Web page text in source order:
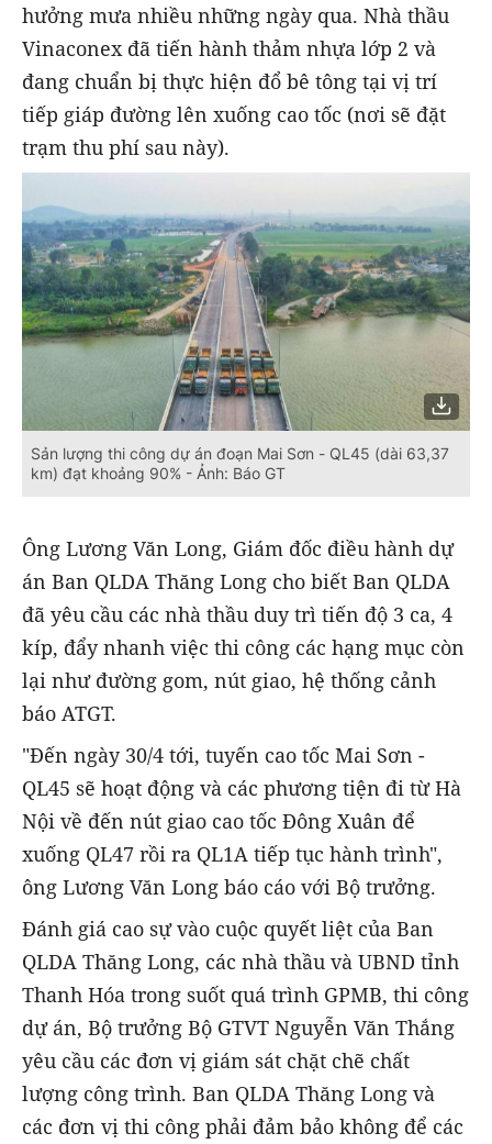
hưởng mưa nhiều những ngày qua. Nhà thầu
Vinaconex đã tiến hành thảm nhựa lớp 2 và
đang chuẩn bị thực hiện đổ bê tông tại vị trí
tiếp giáp đường lên xuống cao tốc (nơi sẽ đặt
trạm thu phí sau này).
Sản lượng thi công dự án đoạn Mai Sơn - QL45 (dài 63,37
km) đạt khoảng 90% - Ảnh: Báo GT
Ông Lương Văn Long, Giám đốc điều hành dự
án Ban QLDA Thăng Long cho biết Ban QLDA
đã yêu cầu các nhà thầu duy trì tiến độ 3 ca, 4
kíp, đẩy nhanh việc thi công các hạng mục còn
lại như đường gom, nút giao, hệ thống cảnh
báo ATGT.
"Đến ngày 30/4 tới, tuyến cao tốc Mai Sơn -
QL45 sẽ hoạt động và các phương tiện đi từ Hà
Nội về đến nút giao cao tốc Đông Xuân để
xuống QL47 rồi ra QL1A tiếp tục hành trình",
ông Lương Văn Long báo cáo với Bộ trưởng.
Đánh giá cao sự vào cuộc quyết liệt của Ban
QLDA Thăng Long, các nhà thầu và UBND tỉnh
Thanh Hóa trong suốt quá trình GPMB, thi công
dự án, Bộ trưởng Bộ GTVT Nguyễn Văn Thắng
yêu cầu các đơn vị giám sát chặt chẽ chất
lượng công trình. Ban QLDA Thăng Long và
các đơn vị thi công phải đảm bảo không để các